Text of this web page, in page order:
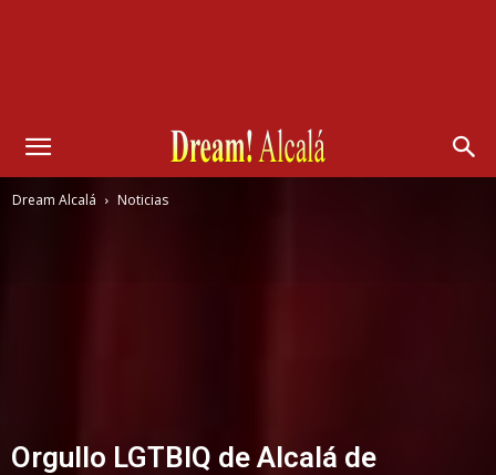
Dream Alcalá Noticias
Orgullo LGTBIQ de Alcalá de